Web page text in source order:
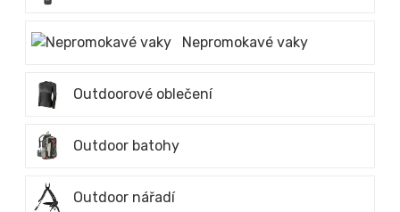
Nepromokavé vaky
Outdoorové oblečení
Outdoor batohy
Outdoor nářadí